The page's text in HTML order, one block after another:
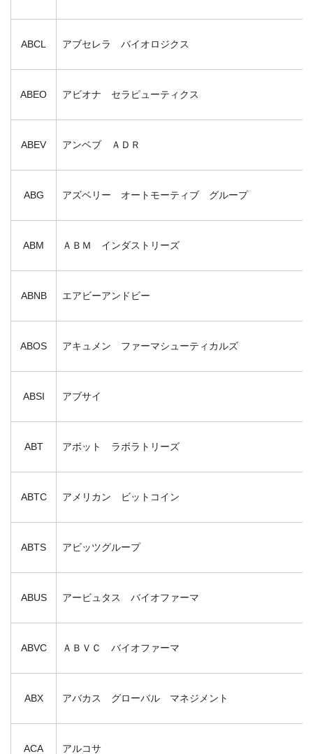
ABCL アブセレラ バイオロジクス
ABEO アビオナ セラピューティクス
ABEV アンベブ ＡＤＲ
ABG アズベリー オートモーティブ グループ
ABM ＡＢＭ インダストリーズ
ABNB エアビーアンドビー
ABOS アキュメン ファーマシューティカルズ
ABSI アブサイ
ABT アボット ラボラトリーズ
ABTC アメリカン ビットコイン
ABTS アビッツグループ
ABUS アービュタス バイオファーマ
ABVC ＡＢＶＣ バイオファーマ
ABX アバカス グローバル マネジメント
ACA アルコサ